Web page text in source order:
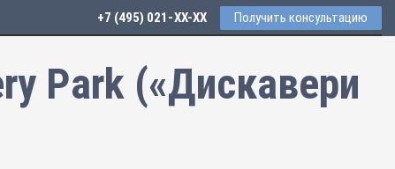
+7 (495) 021-41-76 Получить консультацию
Park («Дискавери